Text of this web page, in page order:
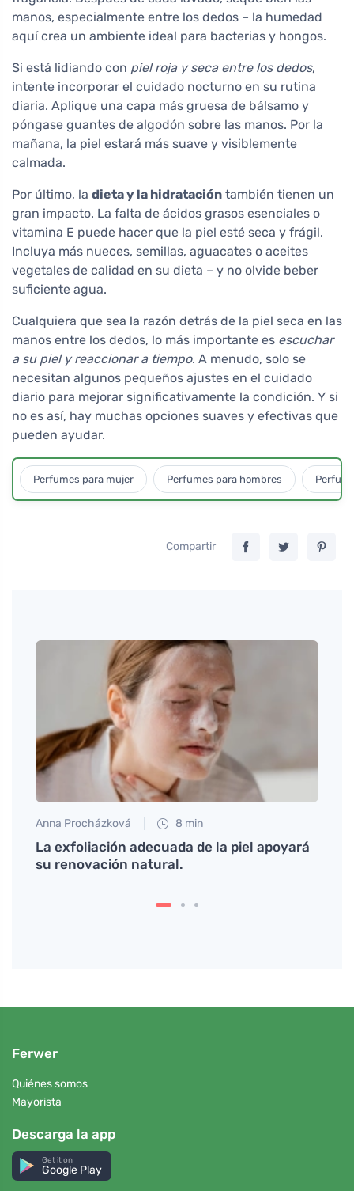
manos, especialmente entre los dedos – la humedad
aquí crea un ambiente ideal para bacterias y hongos.
Si está lidiando con piel roja y seca entre los dedos,
intente incorporar el cuidado nocturno en su rutina
diaria. Aplique una capa más gruesa de bálsamo y
póngase guantes de algodón sobre las manos. Por la
mañana, la piel estará más suave y visiblemente
calmada.
Por último, la dieta y la hidratación también tienen un
gran impacto. La falta de ácidos grasos esenciales o
vitamina E puede hacer que la piel esté seca y frágil.
Incluya más nueces, semillas, aguacates o aceites
vegetales de calidad en su dieta – y no olvide beber
suficiente agua.
Cualquiera que sea la razón detrás de la piel seca en las
manos entre los dedos, lo más importante es escuchar
a su piel y reaccionar a tiempo. A menudo, solo se
necesitan algunos pequeños ajustes en el cuidado
diario para mejorar significativamente la condición. Y si
no es así, hay muchas opciones suaves y efectivas que
pueden ayudar.
Perfumes para mujer Perfumes para hombres
Compartir
Anna Procházková 8 min
La exfoliación adecuada de la piel apoyará
su renovación natural.
Ferwer
Quiénes somos
Mayorista
Descarga la app
Get it on
Google Play